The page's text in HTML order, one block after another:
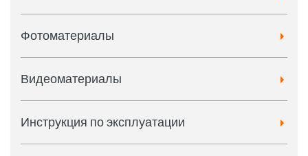
Фотоматериалы
Видеоматериалы
Инструкция по эксплуатации